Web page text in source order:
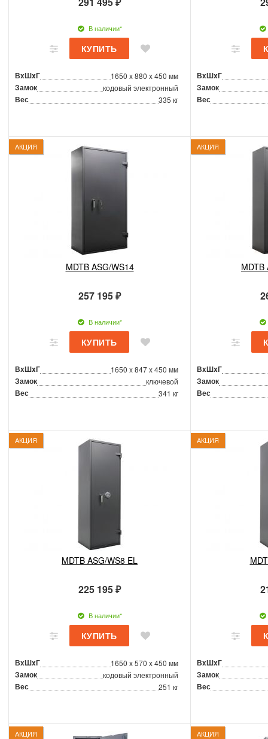
В наличии*
ВxШxГ 1650 x 880 x 450 мм
Замок кодовый электронный
Вес 335 кг
ВxШxГ
Замок
Вес
АКЦИЯ
MDTB ASG/WS14
257 195 ₽
В наличии*
ВxШxГ 1650 x 847 x 450 мм
Замок ключевой
Вес 341 кг
АКЦИЯ
MDTB
ВxШxГ
Замок
Вес
АКЦИЯ
MDTB ASG/WS8 EL
225 195 ₽
В наличии*
ВxШxГ 1650 x 570 x 450 мм
Замок кодовый электронный
Вес 251 кг
АКЦИЯ
ВxШxГ
Замок
Вес
АКЦИЯ АКЦИЯ